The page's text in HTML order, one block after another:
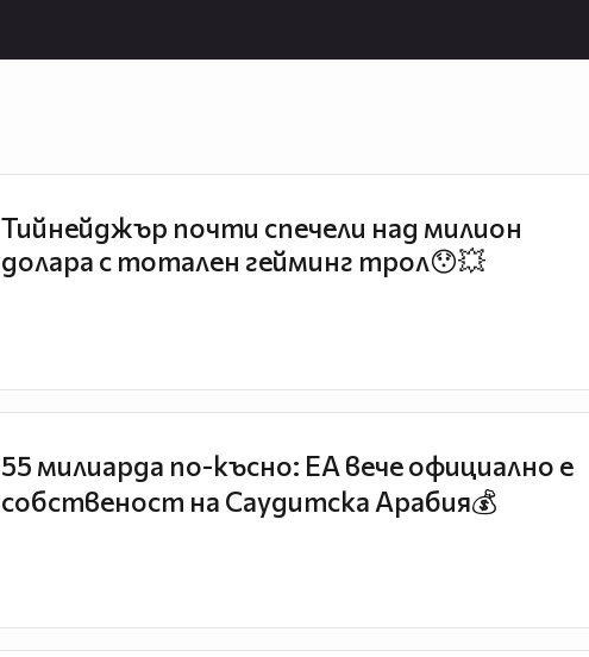
Тийнейджър почти спечели над милион
долара с тотален гейминг трол😯💥
55 милиарда по-късно: EA вече официално е
собственост на Саудитска Арабия💰